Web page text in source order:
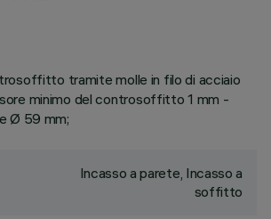
tramite molle in filo di acciaio
minimo del controsoffitto 1 mm -
Ø 59 mm;
Incasso a parete, Incasso a
soffitto